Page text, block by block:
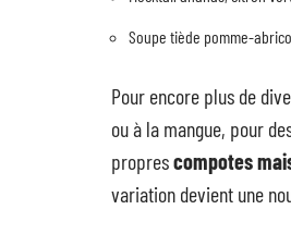
Soupe tiède pomme-
Pour encore plus de
ou à la mangue, pour
proprescompotes
variation devient une